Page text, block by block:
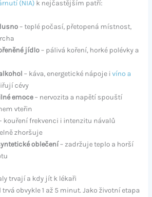
(NIA) k nejčastějším patří:
– teplé počasí, přetopená místnost,
jídlo– pálivá koření, horké polévky a
– káva, energetické nápoje i víno a
cévy
emoce– nervozita a napětí spouští
vteřin
kouření frekvenci i intenzitu návalů
zhoršuje
oblečení– zadržuje teplo a horší
trvají a kdy jít k lékaři
obvykle 1 až 5 minut. Jako životní etapa